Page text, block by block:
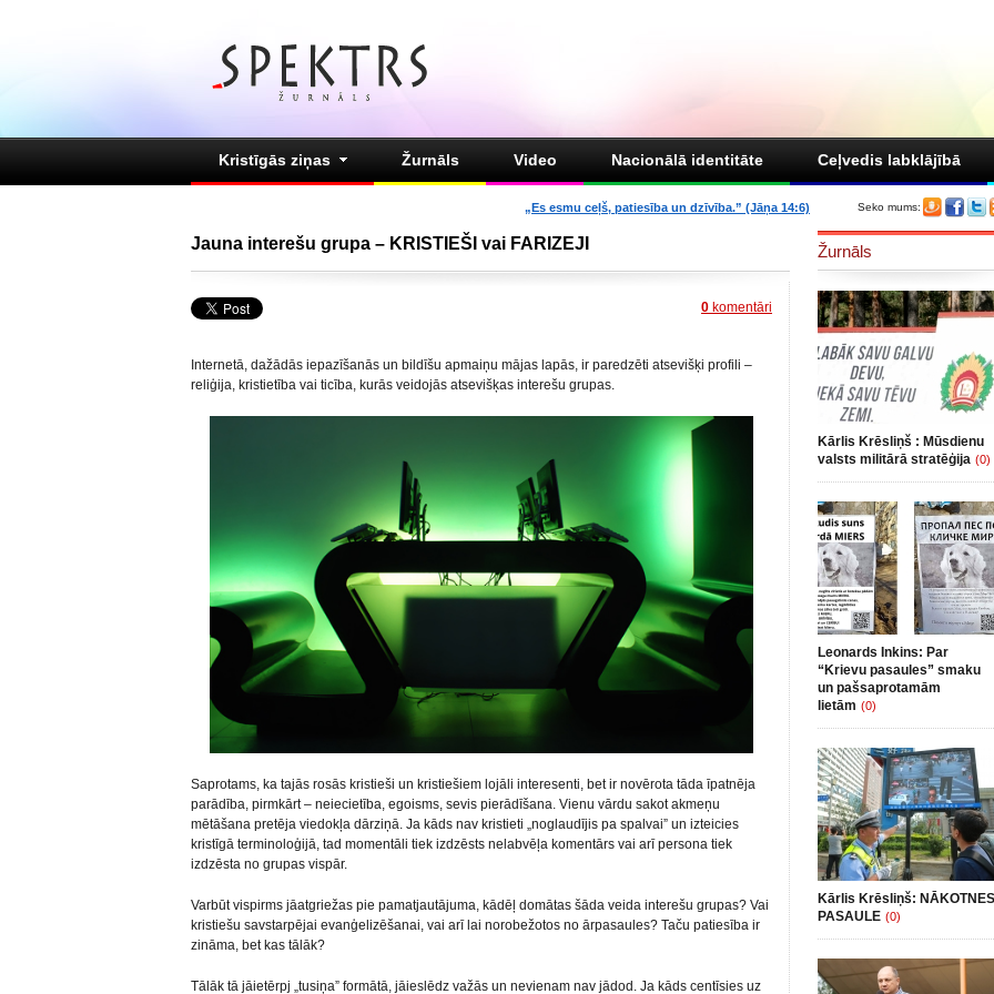
Kristīgās ziņas Žurnāls Video Nacionālā identitāte Ceļvedis labklājībā
Seko mums:
„Es esmu ceļš, patiesība un dzīvība.” (Jāņa 14:6)
Jauna interešu grupa – KRISTIEŠI vai FARIZEJI
0 komentāri
Internetā, dažādās iepazīšanās un bildīšu apmaiņu mājas lapās, ir paredzēti atsevišķi profili –
reliģija, kristietība vai ticība, kurās veidojās atsevišķas interešu grupas.
Saprotams, ka tajās rosās kristieši un kristiešiem lojāli interesenti, bet ir novērota tāda īpatnēja
parādība, pirmkārt – neiecietība, egoisms, sevis pierādīšana. Vienu vārdu sakot akmeņu
mētāšana pretēja viedokļa dārziņā. Ja kāds nav kristieti „noglaudījis pa spalvai” un izteicies
kristīgā terminoloģijā, tad momentāli tiek izdzēsts nelabvēļa komentārs vai arī persona tiek
izdzēsta no grupas vispār.
Varbūt vispirms jāatgriežas pie pamatjautājuma, kādēļ domātas šāda veida interešu grupas? Vai
kristiešu savstarpējai evanģelizēšanai, vai arī lai norobežotos no ārpasaules? Taču patiesība ir
zināma, bet kas tālāk?
Tālāk tā jāietērpj „tusiņa” formātā, jāieslēdz važās un nevienam nav jādod. Ja kāds centīsies uz
Žurnāls
Kārlis Krēsliņš : Mūsdienu
valsts militārā stratēģija (0)
Leonards Inkins: Par
“Krievu pasaules” smaku
un pašsaprotamām
lietām (0)
Kārlis Krēsliņš: NĀKOTNES
PASAULE (0)